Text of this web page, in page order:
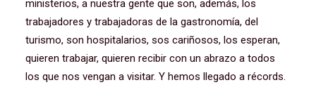
ministerios, a nuestra gente que son, además, los
trabajadores y trabajadoras de la gastronomía, del
turismo, son hospitalarios, sos cariñosos, los esperan,
quieren trabajar, quieren recibir con un abrazo a todos
los que nos vengan a visitar. Y hemos llegado a récords.